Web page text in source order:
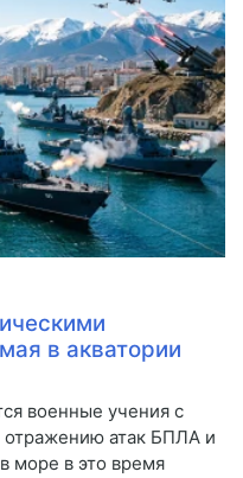
в акватории
военные учения с
отражению атак БПЛА и
море в это время